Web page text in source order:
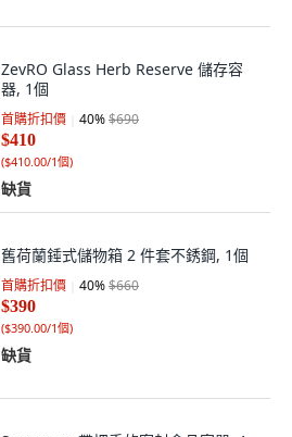
ZevRO Glass Herb Reserve 儲存容
器, 1個
首購折扣價 40%$690
$410
($410.00/1個)
缺貨
舊荷蘭錘式儲物箱 2 件套不銹鋼, 1個
首購折扣價 40%$660
$390
($390.00/1個)
缺貨